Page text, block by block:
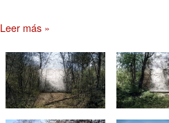
Leer más »